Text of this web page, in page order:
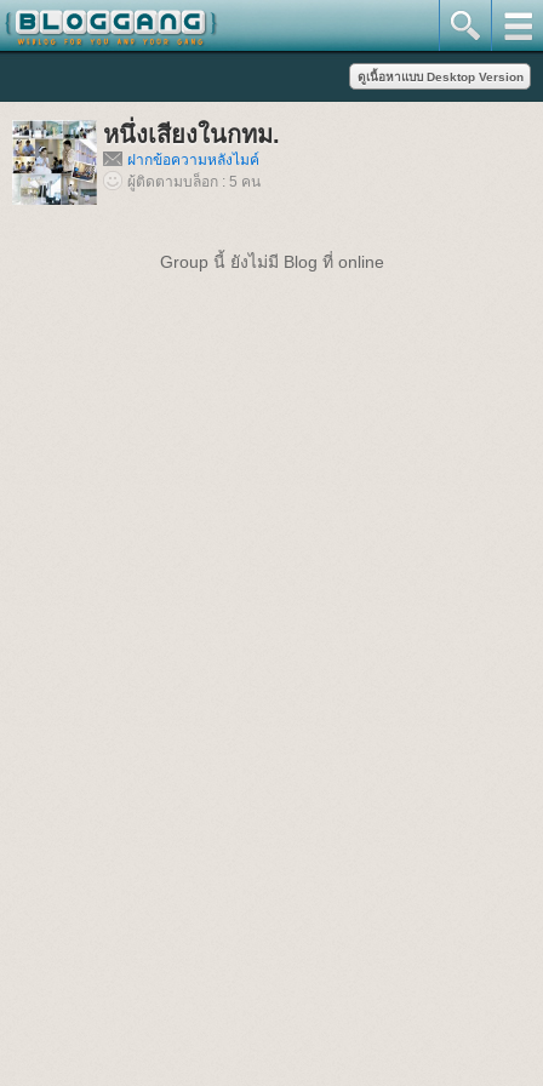
หนึ่งเสียงในกทม.
ฝากข้อความหลังไมค์
ผู้ติดตามบล็อก : 5 คน
Group นี้ ยังไม่มี Blog ที่ online